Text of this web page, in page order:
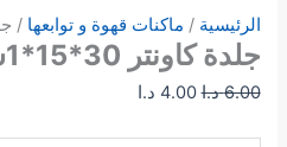
الرئيسية / ماكنات قهوة و توابعها /
جلدة كاونتر 30*15*1سم
6.00 د.ا 4.00 د.ا